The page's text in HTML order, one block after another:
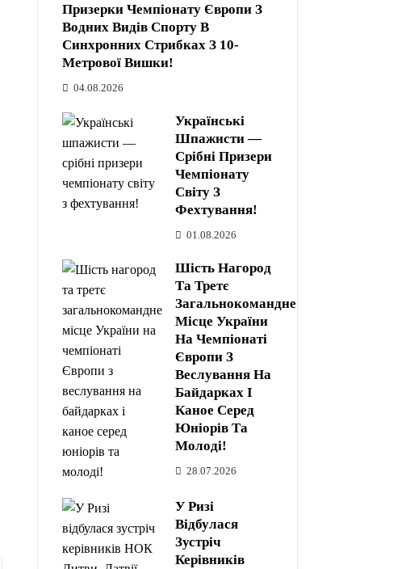
Призерки Чемпіонату Європи З
Водних Видів Спорту В
Синхронних Стрибках З 10-
Метрової Вишки!
04.08.2026
Українські
Шпажисти —
Срібні Призери
Чемпіонату
Світу З
Фехтування!
01.08.2026
Шість Нагород
Та Третє
Загальнокомандне
Місце України
На Чемпіонаті
Європи З
Веслування На
Байдарках І
Каное Серед
Юніорів Та
Молоді!
28.07.2026
У Ризі
Відбулася
Зустріч
Керівників